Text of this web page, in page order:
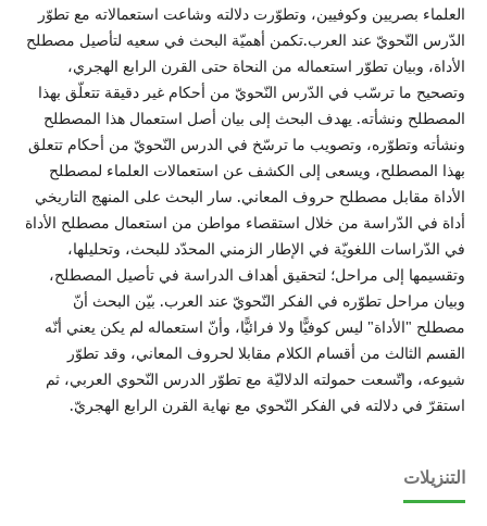
العلماء بصريين وكوفيين، وتطوّرت دلالته وشاعت استعمالاته مع تطوّر
الدّرس النّحويّ عند العرب.تكمن أهميّة البحث في سعيه لتأصيل مصطلح
الأداة، وبيان تطوّر استعماله من النحاة حتى القرن الرابع الهجري،
وتصحيح ما ترسّب في الدّرس النّحويّ من أحكام غير دقيقة تتعلّق بهذا
المصطلح ونشأته. يهدف البحث إلى بيان أصل استعمال هذا المصطلح
ونشأته وتطوّره، وتصويب ما ترسّخ في الدرس النّحويّ من أحكام تتعلق
بهذا المصطلح، ويسعى إلى الكشف عن استعمالات العلماء لمصطلح
الأداة مقابل مصطلح حروف المعاني. سار البحث على المنهج التاريخي
أداة في الدّراسة من خلال استقصاء مواطن من استعمال مصطلح الأداة
في الدّراسات اللغويّة في الإطار الزمني المحدّد للبحث، وتحليلها،
وتقسيمها إلى مراحل؛ لتحقيق أهداف الدراسة في تأصيل المصطلح،
وبيان مراحل تطوّره في الفكر النّحويّ عند العرب. بيّن البحث أنّ
مصطلح "الأداة" ليس كوفيًّا ولا فرائيًّا، وأنّ استعماله لم يكن يعني أنّه
القسم الثالث من أقسام الكلام مقابلا لحروف المعاني، وقد تطوّر
شيوعه، واتّسعت حمولته الدلاليّة مع تطوّر الدرس النّحوي العربي، ثم
استقرّ في دلالته في الفكر النّحوي مع نهاية القرن الرابع الهجريّ.
التنزيلات